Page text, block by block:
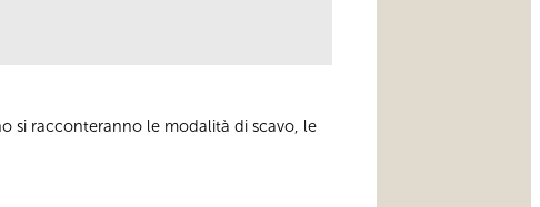
si racconteranno le modalità di scavo, le